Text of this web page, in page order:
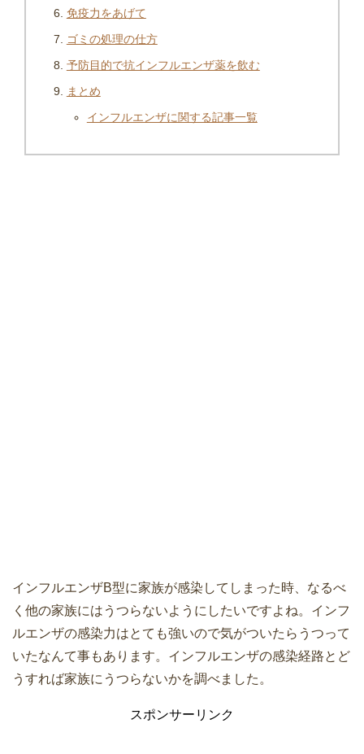
免疫力をあげて
ゴミの処理の仕方
予防目的で抗インフルエンザ薬を飲む
まとめ
インフルエンザに関する記事一覧
インフルエンザB型に家族が感染してしまった時、なるべ
く他の家族にはうつらないようにしたいですよね。インフ
ルエンザの感染力はとても強いので気がついたらうつって
いたなんて事もあります。インフルエンザの感染経路とど
うすれば家族にうつらないかを調べました。
スポンサーリンク